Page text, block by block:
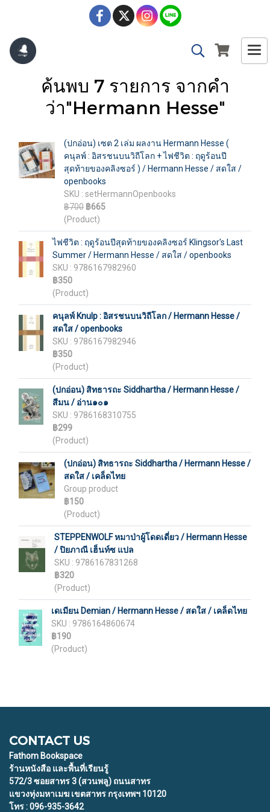
ค้นพบ 7 รายการ จากคำ
ว่า"Hermann Hesse"
(ปกอ่อน) เซต 2 เล่ม ผลงาน Hermann Hesse (
คนุลพ์ : อิสรชนบนวิถีโลก + ไฟชีวิต : ฤดูร้อนปี
สุดท้ายของคลิงซอร์ ) / Hermann Hesse / สดใส /
openbooks
SKU : setHermannOpenbooks
฿700 ฿665
(Product)
ไฟชีวิต : ฤดูร้อนปีสุดท้ายของคลิงซอร์ Klingsor's Last
Summer / Hermann Hesse / สดใส / openbooks
SKU : 9786167982960
฿350
(Product)
คนุลพ์ Knulp : อิสรชนบนวิถีโลก / Hermann Hesse /
สดใส / openbooks
SKU : 9786167982946
฿350
(Product)
(ปกอ่อน) สิทธารถะ Siddhartha / Hermann Hesse /
สีมน / อ่าน๑๐๑
SKU : 9786168310755
฿299
(Product)
(ปกอ่อน) สิทธารถะ Siddhartha / Hermann Hesse /
สดใส / เคล็ดไทย
Group product
฿150
(Product)
STEPPENWOLF หมาป่าผู้โดดเดี่ยว / Hermann Hesse
/ ปิยภาณี เฮ็นท์ซ แปล
SKU : 9786167831268
฿320
(Product)
เดเมียน Demian / Hermann Hesse / สดใส / เคล็ดไทย
SKU : 9786164860674
฿190
(Product)
CONTACT US
Fathom Bookspace
ร้านหนังสือ และพื้นที่เรียนรู้
572/3 ซอยสาทร 3 (สวนพลู) ถนนสาทร
แขวงทุ่งมหาเมฆ เขตสาทร กรุงเทพฯ 10120
โทร : 096-935-3642